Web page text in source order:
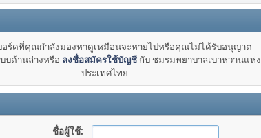
ร์ดที่คุณกำลังมองหาดูเหมือนจะหายไปหรือคุณไม่ได้รับอนุญาต
บด้านล่างหรือ ลงชื่อสมัครใช้บัญชีกับ ชมรมพยาบาลเบาหวานแห่ง
ประเทศไทย
ชื่อผู้ใช้: